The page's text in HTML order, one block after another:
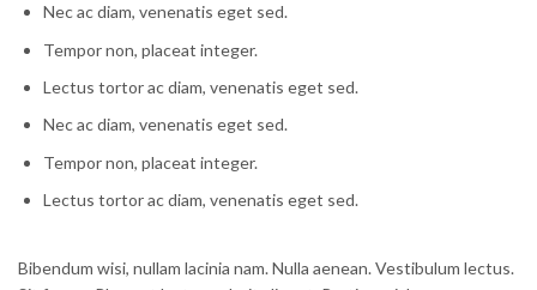
Nec ac diam, venenatis eget sed.
Tempor non, placeat integer.
Lectus tortor ac diam, venenatis eget sed.
Nec ac diam, venenatis eget sed.
Tempor non, placeat integer.
Lectus tortor ac diam, venenatis eget sed.
Bibendum wisi, nullam lacinia nam. Nulla aenean. Vestibulum lectus.